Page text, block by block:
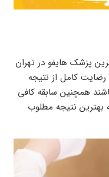
پزشک هایفو در تهران
کامل از نتیجه
همچنین سابقه کافی
بهترین نتیجه مطلوب